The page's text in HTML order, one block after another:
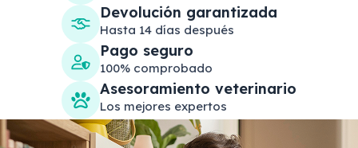
Devolución garantizada
Hasta 14 días después
Pago seguro
100% comprobado
Asesoramiento veterinario
Los mejores expertos